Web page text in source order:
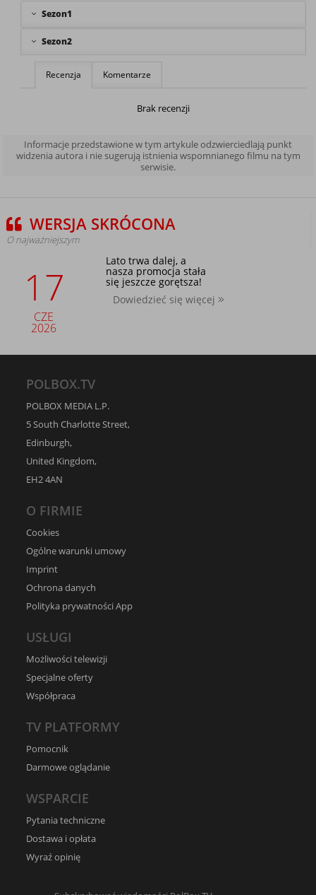
Sezon1
Sezon2
Recenzja Komentarze
Brak recenzji
Informacje przedstawione w tym artykule odzwierciedlają punkt
widzenia autora i nie sugerują istnienia wspomnianego filmu na tym
serwisie.
WERSJA SKRÓCONA
O najważniejszym
17
CZE
2026
Lato trwa dalej, a
nasza promocja stała
się jeszcze gorętsza!
Dowiedzieć się więcej
POLBOX.TV
POLBOX MEDIA L.P.
5 South Charlotte Street,
Edinburgh,
United Kingdom,
EH2 4AN
O FIRMIE
Cookies
Ogólne warunki umowy
Imprint
Ochrona danych
Polityka prywatności App
USŁUGI
Możliwości telewizji
Specjalne oferty
Współpraca
TV PLATFORMY
Pomocnik
Darmowe oglądanie
WSPARCIE
Pytania techniczne
Dostawa i opłata
Wyraź opinię